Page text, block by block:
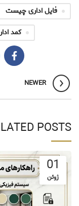
فایل اداری چیست
کمد
NEWER
POSTS
01
ژوئن